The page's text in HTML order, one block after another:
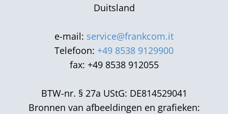
Duitsland
e-mail: service@frankcom.it
Telefoon: +49 8538 9129900
fax: +49 8538 912055
BTW-nr. § 27a UStG: DE814529041
Bronnen van afbeeldingen en grafieken: